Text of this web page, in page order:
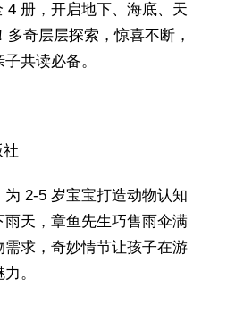
4 册，开启地下、海底、天
多奇层层探索，惊喜不断，
共读必备。
为 2-5 岁宝宝打造动物认知
天，章鱼先生巧售雨伞满
需求，奇妙情节让孩子在游
。